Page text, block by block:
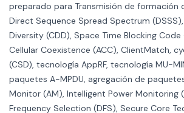
preparado para Transmisión de formación
Direct Sequence Spread Spectrum
Diversity (CDD), Space Time Blocking Code
Cellular Coexistence (ACC), ClientMatch,
(CSD), tecnología AppRF, tecnología MU-
paquetes A-MPDU, agregación de
Monitor (AM), Intelligent Power Monitoring
Frequency Selection (DFS), Secure Core